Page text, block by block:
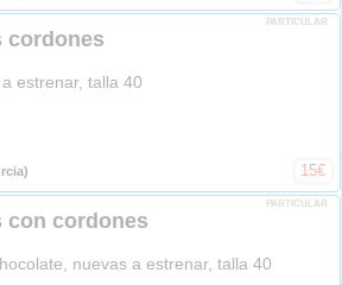
PARTICULAR
cordones
estrenar, talla 40
15€
PARTICULAR
con cordones
nuevas a estrenar, talla 40